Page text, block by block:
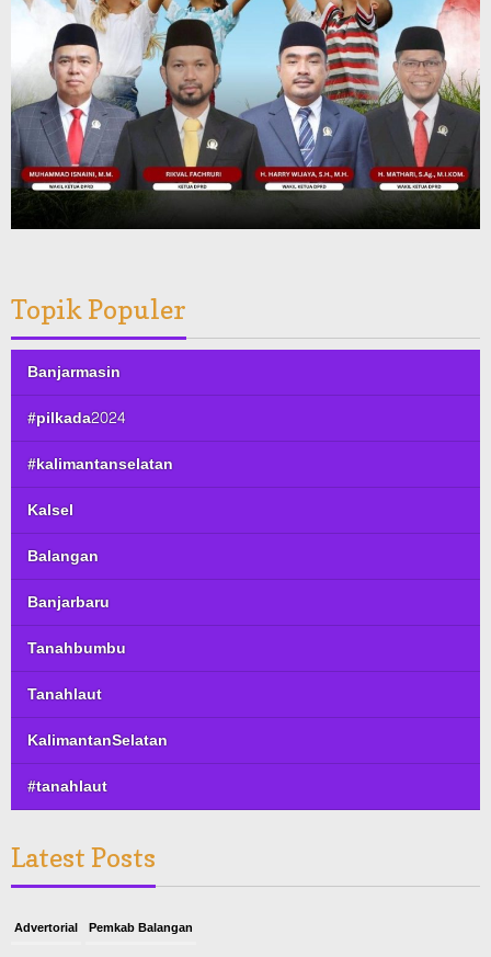
Topik Populer
Banjarmasin
#pilkada2024
#kalimantanselatan
Kalsel
Balangan
Banjarbaru
Tanahbumbu
Tanahlaut
KalimantanSelatan
#tanahlaut
Latest Posts
Advertorial Pemkab Balangan